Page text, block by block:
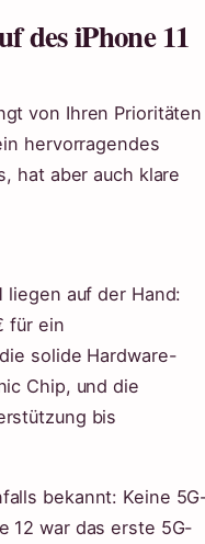
des iPhone 11
von Ihren Prioritäten
hervorragendes
hat aber auch klare
liegen auf der Hand:
für ein
solide Hardware-
Chip, und die
bis
bekannt: Keine
12 war das erste 5G-